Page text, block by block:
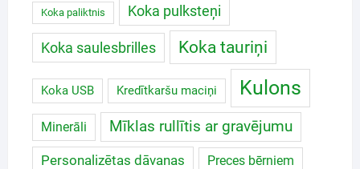
Koka paliktnis Koka pulksteņi
Koka saulesbrilles Koka tauriņi
Koka USB Kredītkaršu maciņi Kulons
Minerāli Mīklas rullītis ar gravējumu
Personalizētas dāvanas Preces bērniem